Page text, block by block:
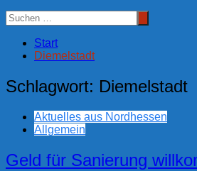
Start
Diemelstadt
Schlagwort: Diemelstadt
Aktuelles aus Nordhessen
Allgemein
Geld für Sanierung